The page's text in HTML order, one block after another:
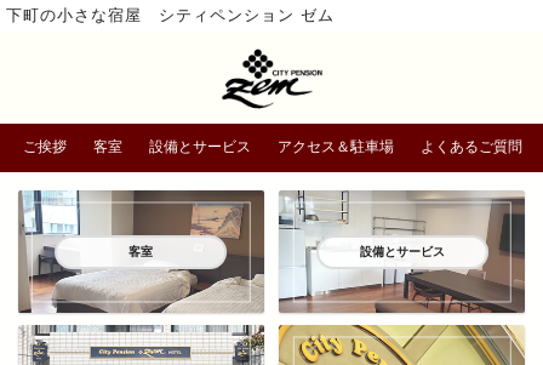
下町の小さな宿屋 シティペンション ゼム
ご挨拶 客室 設備とサービス アクセス＆駐車場 よくあるご質問
客室 設備とサービス